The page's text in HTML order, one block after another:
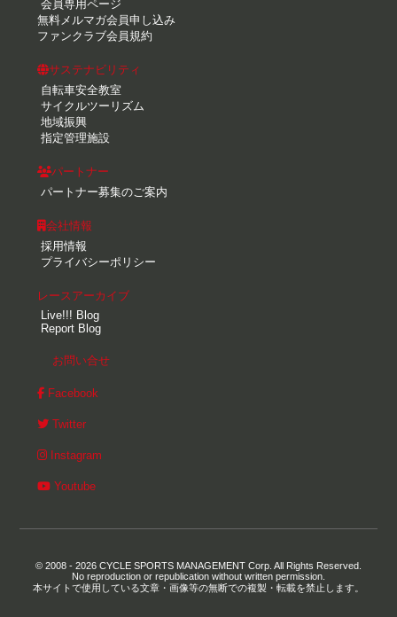
会員専用ページ
無料メルマガ会員申し込み
ファンクラブ会員規約
サステナビリティ
自転車安全教室
サイクルツーリズム
地域振興
指定管理施設
パートナー
パートナー募集のご案内
会社情報
採用情報
プライバシーポリシー
レースアーカイブ
Live!!! Blog
Report Blog
お問い合せ
Facebook
Twitter
Instagram
Youtube
© 2008 - 2026 CYCLE SPORTS MANAGEMENT Corp. All Rights Reserved.
No reproduction or republication without written permission.
本サイトで使用している文章・画像等の無断での複製・転載を禁止します。